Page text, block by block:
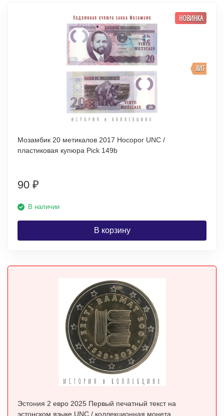
ХИТ
НОВИНКА
Мозамбик 20 метикалов 2017 Носорог UNC /
пластиковая купюра Pick 149b
90 ₽
В наличии
В корзину
Эстония 2 евро 2025 Первый печатный текст на
эстонском языке UNC / коллекционная монета